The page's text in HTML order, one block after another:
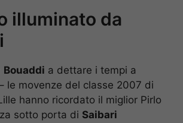
illuminato da
Bouaddi a dettare i tempi a
le movenze del classe 2007 di
hanno ricordato il miglior Pirlo
sotto porta di Saibari